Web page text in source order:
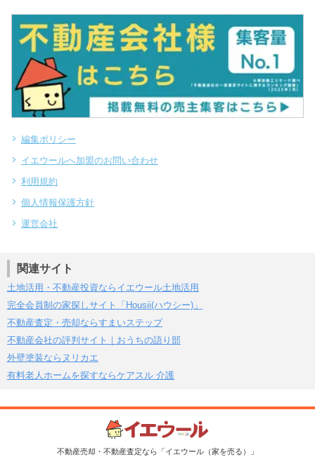
編集ポリシー
イエウールへ加盟のお問い合わせ
利用規約
個人情報保護方針
運営会社
関連サイト
土地活用・不動産投資ならイエウール土地活用
完全会員制の家探しサイト「Housii(ハウシー)」
不動産査定・売却ならすまいステップ
不動産会社の評判サイト｜おうちの語り部
外壁塗装ならヌリカエ
有料老人ホームを探すならケアスル 介護
不動産売却・不動産査定なら「イエウール（家を売る）」